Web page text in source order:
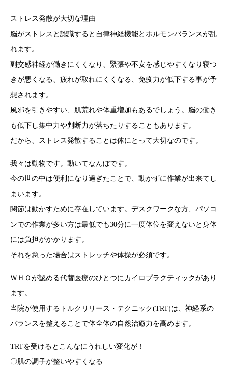
ストレス発散が大切な理由
脳がストレスと認識すると自律神経機能とホルモンバランスが乱
れます。
副交感神経が働きにくくなり、緊張や不安を感じやすくなり寝つ
きが悪くなる、疲れが取れにくくなる、免疫力が低下する事が予
想されます。
風邪を引きやすい、肌荒れや体重増加もあるでしょう。脳の働き
も低下し集中力や判断力が落ちたりすることもあります。
だから、ストレス発散することは体にとって大切なのです。
我々は動物です。動いてなんぼです。
今の世の中は便利になり過ぎたことで、動かずに作業が出来てし
まいます。
関節は動かすために存在しています。デスクワークな方、パソコ
ンでの作業が多い方は最低でも30分に一度体位を変えないと身体
には負担がかかります。
それを怠った場合はストレッチや体操が必須です。
ＷＨＯが認める代替医療のひとつにカイロプラクティックがあり
ます。
当院が使用するトルクリリース・テクニック(TRT)は、神経系の
バランスを整えることで体全体の自然治癒力を高めます。
TRTを受けるとこんなにうれしい変化が！
〇肌の調子が整いやすくなる